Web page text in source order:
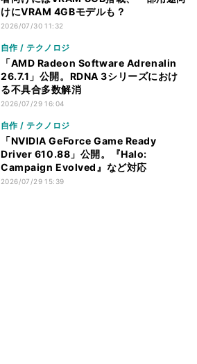
けにVRAM 4GBモデルも？
2026/07/30 11:32
自作 / テクノロジ
「AMD Radeon Software Adrenalin
26.7.1」公開。RDNA 3シリーズにおけ
る不具合多数解消
2026/07/29 16:04
自作 / テクノロジ
「NVIDIA GeForce Game Ready
Driver 610.88」公開。『Halo:
Campaign Evolved』など対応
2026/07/29 15:39